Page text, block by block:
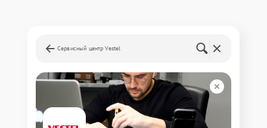
Сервисный центр Vestel